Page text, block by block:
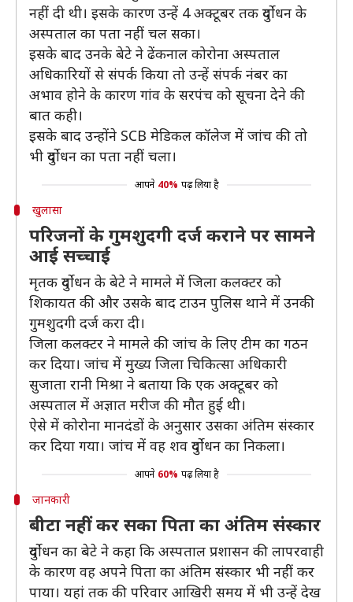
नहीं दी थी। इसके कारण उन्हें 4 अक्टूबर तक दुर्योधन के
अस्पताल का पता नहीं चल सका।
इसके बाद उनके बेटे ने ढेंकनाल कोरोना अस्पताल
अधिकारियों से संपर्क किया तो उन्हें संपर्क नंबर का
अभाव होने के कारण गांव के सरपंच को सूचना देने की
बात कही।
इसके बाद उन्होंने SCB मेडिकल कॉलेज में जांच की तो
भी दुर्योधन का पता नहीं चला।
आपने 40% पढ़ लिया है
खुलासा
परिजनों के गुमशुदगी दर्ज कराने पर सामने
आई सच्चाई
मृतक दुर्योधन के बेटे ने मामले में जिला कलक्टर को
शिकायत की और उसके बाद टाउन पुलिस थाने में उनकी
गुमशुदगी दर्ज करा दी।
जिला कलक्टर ने मामले की जांच के लिए टीम का गठन
कर दिया। जांच में मुख्य जिला चिकित्सा अधिकारी
सुजाता रानी मिश्रा ने बताया कि एक अक्टूबर को
अस्पताल में अज्ञात मरीज की मौत हुई थी।
ऐसे में कोरोना मानदंडों के अनुसार उसका अंतिम संस्कार
कर दिया गया। जांच में वह शव दुर्योधन का निकला।
आपने 60% पढ़ लिया है
जानकारी
बीटा नहीं कर सका पिता का अंतिम संस्कार
दुर्योधन का बेटे ने कहा कि अस्पताल प्रशासन की लापरवाही
के कारण वह अपने पिता का अंतिम संस्कार भी नहीं कर
पाया। यहां तक की परिवार आखिरी समय में भी उन्हें देख